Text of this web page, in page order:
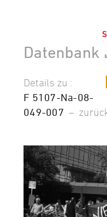
Datenbank
Details zu :
F 5107-Na-08-
049-007 –